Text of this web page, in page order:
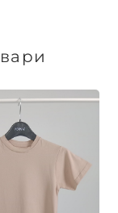
виробу.